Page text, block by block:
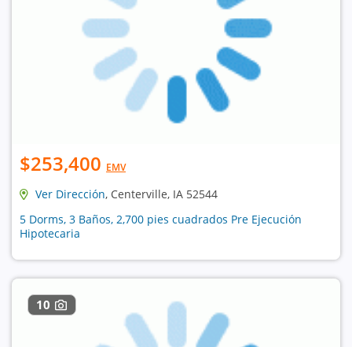
$253,400 EMV
Ver Dirección, Centerville, IA 52544
5 Dorms, 3 Baños, 2,700 pies cuadrados Pre Ejecución
Hipotecaria
10